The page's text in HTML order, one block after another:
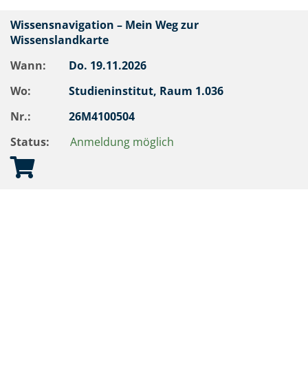
Wissensnavigation – Mein Weg zur
Wissenslandkarte
Wann:
Do. 19.11.2026
Wo:
Studieninstitut, Raum 1.036
Nr.:
26M4100504
Status:
Anmeldung möglich